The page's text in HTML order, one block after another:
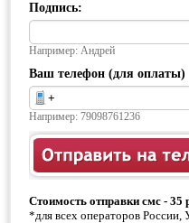
Подпись:
Например: Андрей
Ваш телефон (для оплаты)
Например: 79098761236
Стоимость отправки смс - 35
*для всех операторов России,